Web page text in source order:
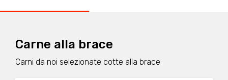
Carne alla brace
Carni da noi selezionate cotte alla brace